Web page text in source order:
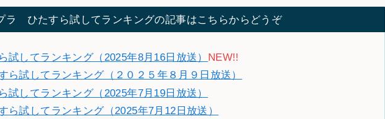
ラ ひたすら試してランキングの記事はこちらからどうぞ
試してランキング（2025年8月16日放送） NEW!!
ら試してランキング（２０２５年８月９日放送）
試してランキング（2025年7月19日放送）
ら試してランキング（2025年7月12日放送）